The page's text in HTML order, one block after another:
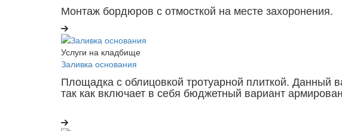
Монтаж бордюров с отмосткой на месте захоронения.
Услуги на кладбище
Заливка основания
Площадка с облицовкой тротуарной плиткой. Данный
так как включает в себя бюджетный вариант